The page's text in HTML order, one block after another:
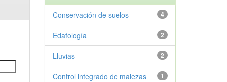
4
Conservación de suelos
2
Edafología
2
Lluvias
1
Control integrado de malezas